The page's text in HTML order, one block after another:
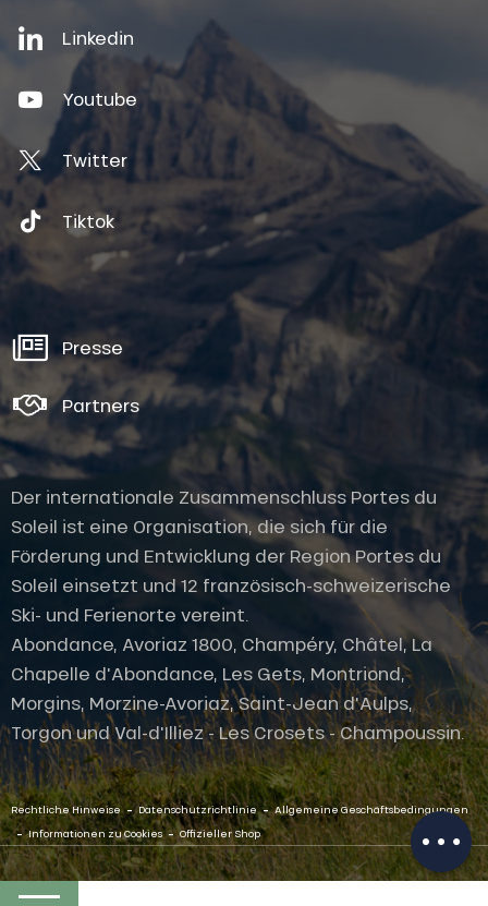
Öffnungen
Per E-Mail
kontaktieren
Linkedin
Youtube
Twitter
Tiktok
Presse
Partners
Der internationale Zusammenschluss Portes du
Soleil ist eine Organisation, die sich für die
Förderung und Entwicklung der Region Portes du
Soleil einsetzt und 12 französisch-schweizerische
Ski- und Ferienorte vereint.
Abondance, Avoriaz 1800, Champéry, Châtel, La
Chapelle d'Abondance, Les Gets, Montriond,
Morgins, Morzine-Avoriaz, Saint-Jean d'Aulps,
Torgon und Val-d'Illiez - Les Crosets - Champoussin.
Rechtliche Hinweise - Datenschutzrichtlinie - Allgemeine Geschäftsbedingungen
- Informationen zu Cookies - Offizieller Shop